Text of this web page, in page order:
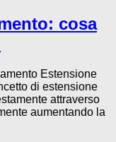
cosa
Estensione
di estensione
attraverso
aumentando la